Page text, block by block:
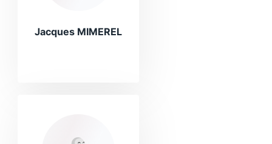
Jacques MIMEREL